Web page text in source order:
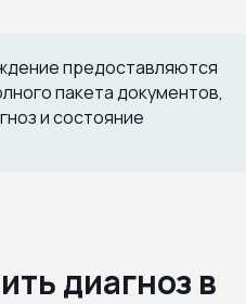
предоставляются
пакета документов,
и состояние
диагноз в